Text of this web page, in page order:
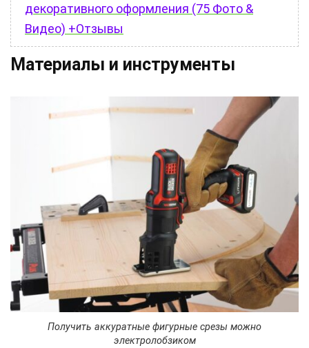
декоративного оформления (75 Фото &
Видео) +Отзывы
Материалы и инструменты
Получить аккуратные фигурные срезы можно
электролобзиком